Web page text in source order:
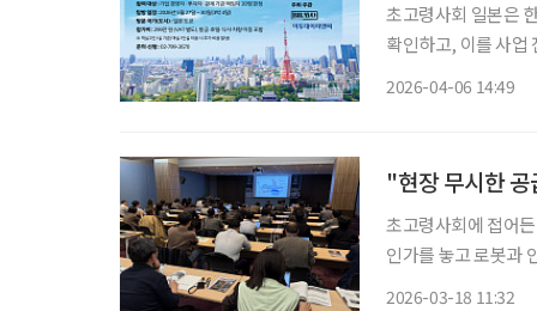
초고령사회 일본은
확인하고, 이를 사업
2026-04-06 14:49
"현장 무시한
초고령사회에 접어
인가를 놓고 로봇과
2026-03-18 11:32